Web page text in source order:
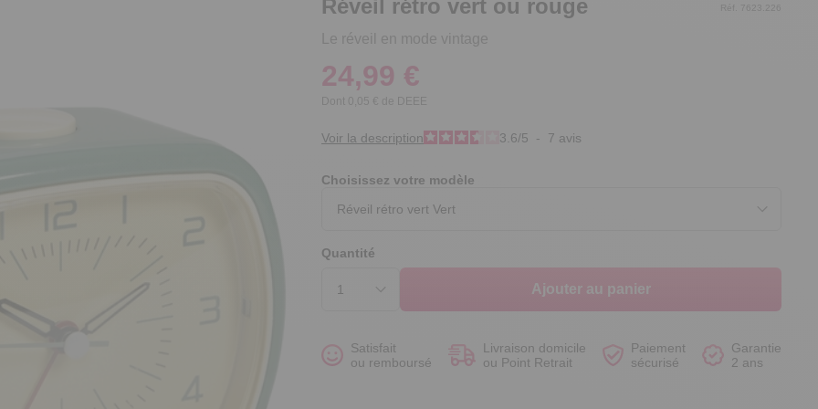
Réveil rétro vert ou rouge
Le réveil en mode vintage
Réf. 7623.226
24,99 €
Dont 0,05 € de DEEE
Voir la description 3.6/5 - 7 avis
Choisissez votre modèle
Quantité
Ajouter au panier
Satisfait
ou remboursé
Livraison domicile
ou Point Retrait
Paiement
sécurisé
Garantie
2 ans